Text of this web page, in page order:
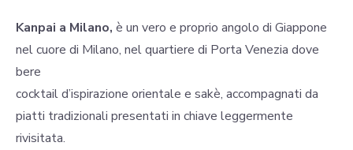
Kanpai a Milano, è un vero e proprio angolo di Giappone
nel cuore di Milano, nel quartiere di Porta Venezia dove
bere
cocktail d’ispirazione orientale e sakè, accompagnati da
piatti tradizionali presentati in chiave leggermente
rivisitata.